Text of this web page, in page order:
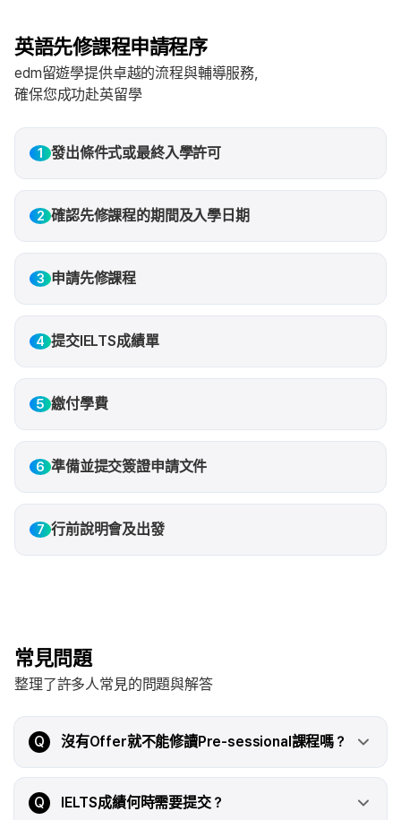
英語先修課程申請程序
edm留遊學提供卓越的流程與輔導服務，
確保您成功赴英留學
1 發出條件式或最終入學許可
2 確認先修課程的期間及入學日期
3 申請先修課程
4 提交IELTS成績單
5 繳付學費
6 準備並提交簽證申請文件
7 行前說明會及出發
常見問題
整理了許多人常見的問題與解答
Q 沒有Offer就不能修讀Pre-sessional課程嗎？
Q IELTS成績何時需要提交？